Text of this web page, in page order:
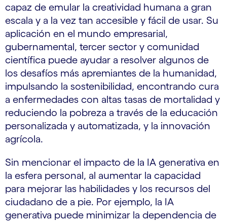
capaz de emular la creatividad humana a gran
escala y a la vez tan accesible y fácil de usar. Su
aplicación en el mundo empresarial,
gubernamental, tercer sector y comunidad
científica puede ayudar a resolver algunos de
los desafíos más apremiantes de la humanidad,
impulsando la sostenibilidad, encontrando cura
a enfermedades con altas tasas de mortalidad y
reduciendo la pobreza a través de la educación
personalizada y automatizada, y la innovación
agrícola.
Sin mencionar el impacto de la IA generativa en
la esfera personal, al aumentar la capacidad
para mejorar las habilidades y los recursos del
ciudadano de a pie. Por ejemplo, la IA
generativa puede minimizar la dependencia de